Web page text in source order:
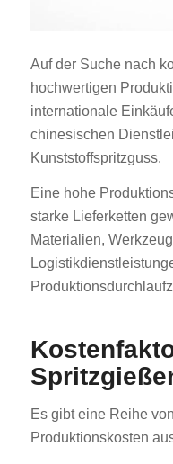
Auf der Suche nach
hochwertigen
internationale
chinesischen
Kunststoffspritzguss.
Eine hohe
starke Lieferketten
Materialien,
Es gibt eine Reihe
Produktionskosten